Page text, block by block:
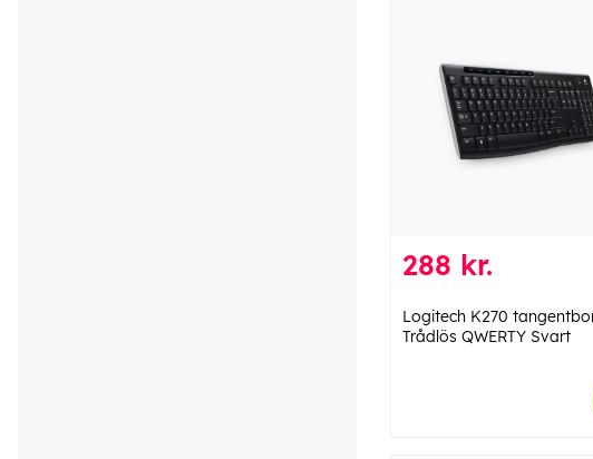
288 kr.
Logitech K270
Trådlös QWERTY Svart